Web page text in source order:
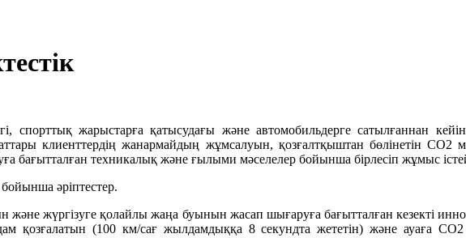
жарыстарға қатысудағы және автомобильдерге сатылғаннан
клиенттердің жанармайдың жұмсалуын, қозғалтқыштан бөлінетін
бағытталған техникалық және ғылыми мәселелер бойынша бірлесіп жұмыс
әріптестер.
жүргізуге қолайлы жаңа буынын жасап шығаруға бағытталған кезекті
қозғалатын (100 км/сағ жылдамдыққа 8 секундта жететін) және ауаға